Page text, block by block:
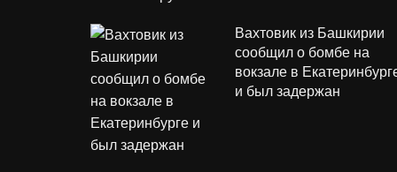
Вахтовик из Башкирии
сообщил о бомбе на
вокзале в
и был задержан